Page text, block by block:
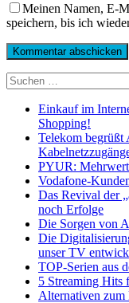
Meinen Namen, E-
speichern, bis ich
Suchen
nach:
Einkauf im
Shopping!
Telekom begrüßt
PYUR:
Vodafone-
Das Revival der
noch Erfolge
Die Sorgen von
Die
unser TV
TOP-Serien aus
5 Streaming Hits
Alternativen zum